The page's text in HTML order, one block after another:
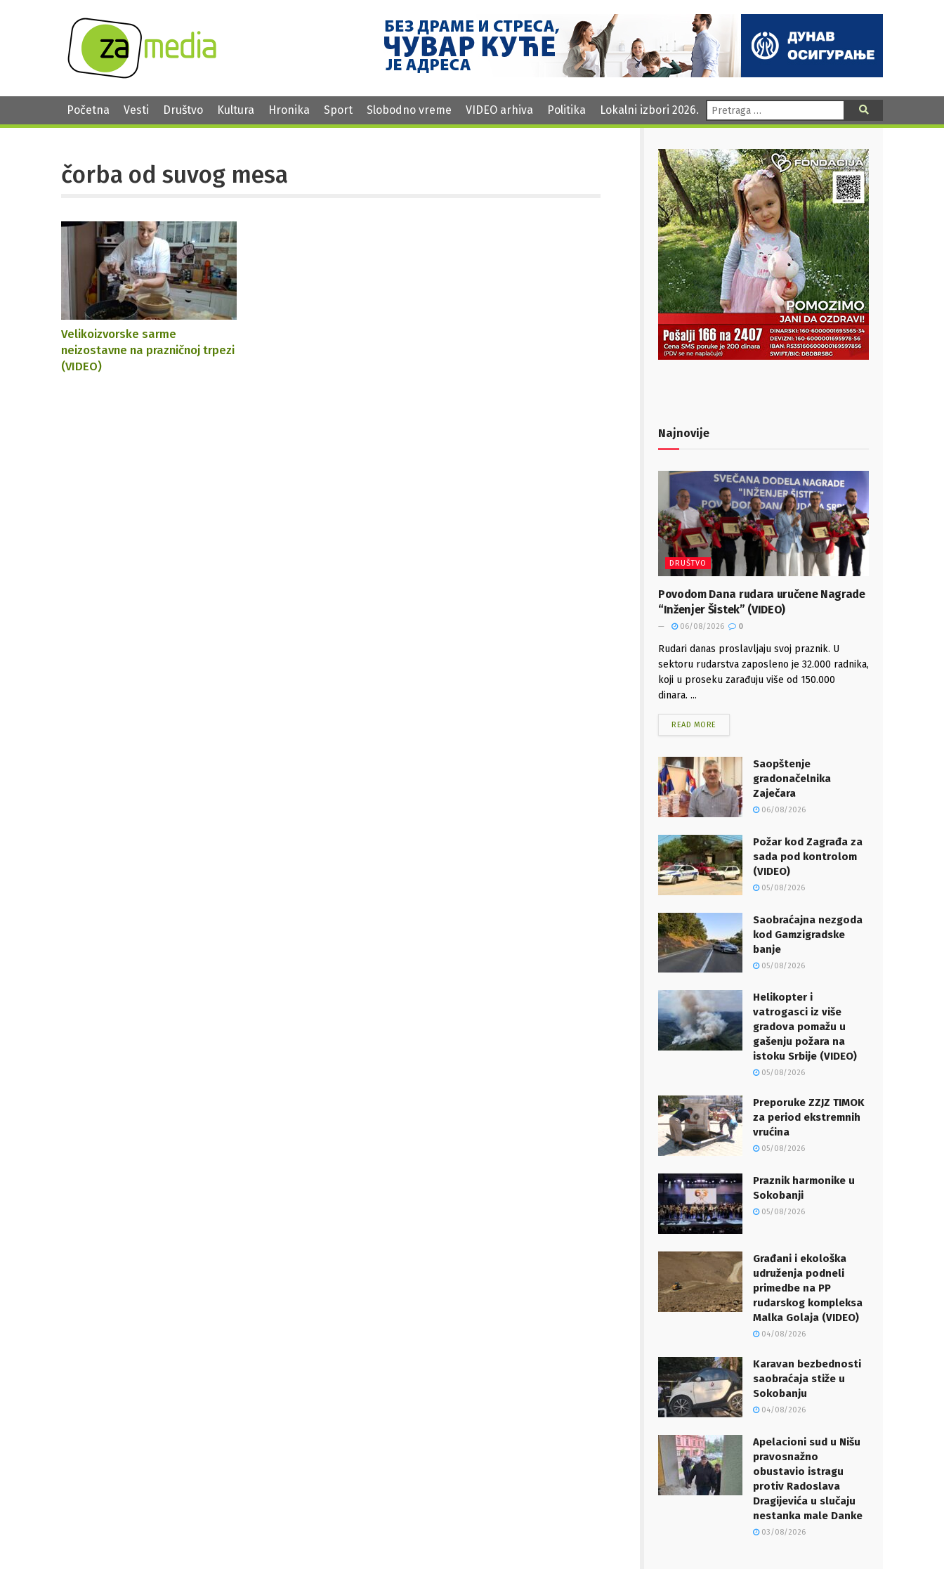
Početna Vesti Društvo Kultura Hronika Sport Slobodno vreme VIDEO arhiva Politika Lokalni izbori 2026. Pretraga:
čorba od suvog mesa
Velikoizvorske sarme
neizostavne na prazničnoj trpezi
(VIDEO)
Najnovije
DRUŠTVO
Povodom Dana rudara uručene Nagrade
“Inženjer Šistek” (VIDEO)
06/08/2026 0
Rudari danas proslavljaju svoj praznik. U
sektoru rudarstva zaposleno je 32.000 radnika,
koji u proseku zarađuju više od 150.000
dinara. ...
READ MORE
Saopštenje
gradonačelnika
Zaječara
06/08/2026
Požar kod Zagrađa za
sada pod kontrolom
(VIDEO)
05/08/2026
Saobraćajna nezgoda
kod Gamzigradske
banje
05/08/2026
Helikopter i
vatrogasci iz više
gradova pomažu u
gašenju požara na
istoku Srbije (VIDEO)
05/08/2026
Preporuke ZZJZ TIMOK
za period ekstremnih
vrućina
05/08/2026
Praznik harmonike u
Sokobanji
05/08/2026
Građani i ekološka
udruženja podneli
primedbe na PP
rudarskog kompleksa
Malka Golaja (VIDEO)
04/08/2026
Karavan bezbednosti
saobraćaja stiže u
Sokobanju
04/08/2026
Apelacioni sud u Nišu
pravosnažno
obustavio istragu
protiv Radoslava
Dragijevića u slučaju
nestanka male Danke
03/08/2026